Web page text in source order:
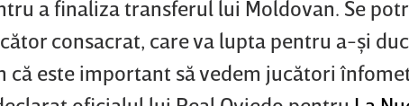
a finaliza transferul lui Moldovan. Se
consacrat, care va lupta pentru a-şi
că este important să vedem jucători